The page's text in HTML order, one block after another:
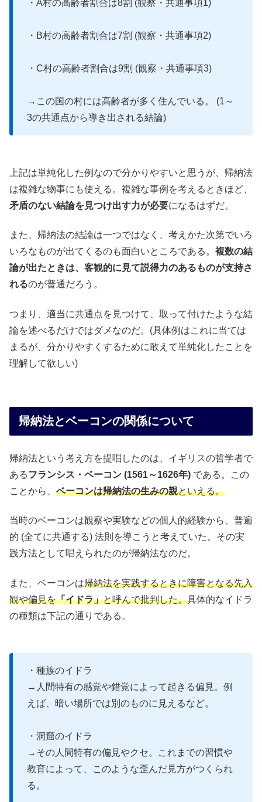
・A村の高齢者割合は8割 (観察・共通事項1)
・B村の高齢者割合は7割 (観察・共通事項2)
・C村の高齢者割合は9割 (観察・共通事項3)
→この国の村には高齢者が多く住んでいる。 (1～
3の共通点から導き出される結論)
上記は単純化した例なので分かりやすいと思うが、帰納法
は複雑な物事にも使える。複雑な事例を考えるときほど、
矛盾のない結論を見つけ出す力が必要になるはずだ。
また、帰納法の結論は一つではなく、考えかた次第でいろ
いろなものが出てくるのも面白いところである。 複数の結
論が出たときは、客観的に見て説得力のあるものが支持さ
れるのが普通だろう。
つまり、適当に共通点を見つけて、取って付けたような結
論を述べるだけではダメなのだ。(具体例はこれに当ては
まるが、分かりやすくするために敢えて単純化したことを
理解して欲しい)
帰納法とベーコンの関係について
帰納法という考え方を提唱したのは、イギリスの哲学者で
あるフランシス・ベーコン (1561～1626年) である。この
ことから、 ベーコンは帰納法の生みの親といえる。
当時のベーコンは観察や実験などの個人的経験から、普遍
的 (全てに共通する) 法則を導こうと考えていた。その実
践方法として唱えられたのが帰納法なのだ。
また、ベーコンは帰納法を実践するときに障害となる先入
観や偏見を「イドラ」と呼んで批判した。具体的なイドラ
の種類は下記の通りである。
・種族のイドラ
→人間特有の感覚や錯覚によって起きる偏見。例
えば、暗い場所では別のものに見えるなど。
・洞窟のイドラ
→その人間特有の偏見やクセ。これまでの習慣や
教育によって、このような歪んだ見方がつくられ
る。